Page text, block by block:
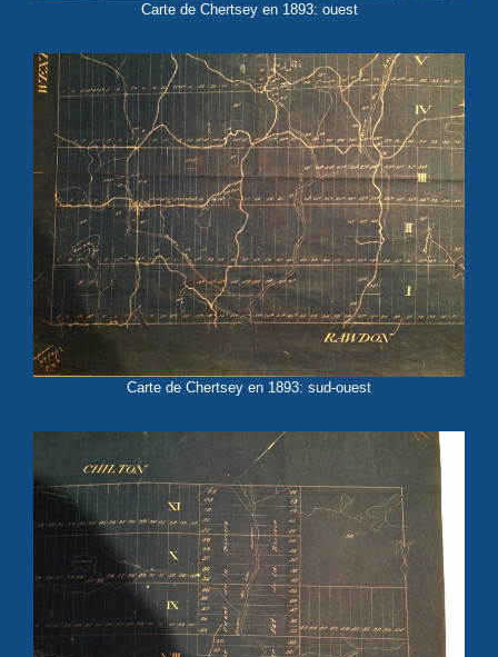
Carte de Chertsey en 1893: ouest
Carte de Chertsey en 1893: sud-ouest